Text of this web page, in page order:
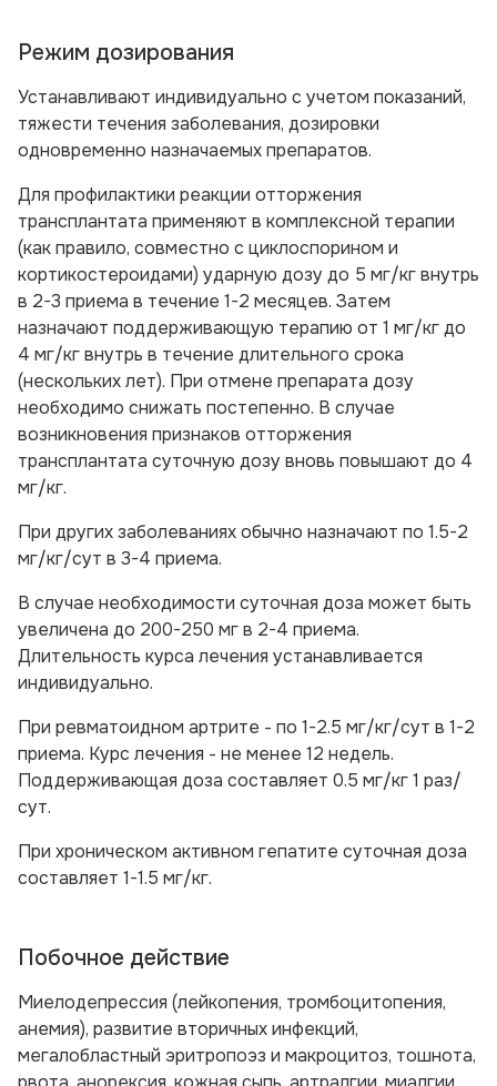
Режим дозирования
Устанавливают индивидуально с учетом показаний,
тяжести течения заболевания, дозировки
одновременно назначаемых препаратов.
Для профилактики реакции отторжения
трансплантата применяют в комплексной терапии
(как правило, совместно с циклоспорином и
кортикостероидами) ударную дозу до 5 мг/кг внутрь
в 2-3 приема в течение 1-2 месяцев. Затем
назначают поддерживающую терапию от 1 мг/кг до
4 мг/кг внутрь в течение длительного срока
(нескольких лет). При отмене препарата дозу
необходимо снижать постепенно. В случае
возникновения признаков отторжения
трансплантата суточную дозу вновь повышают до 4
мг/кг.
При других заболеванияхобычно назначают по 1.5-2
мг/кг/сут в 3-4 приема.
В случае необходимости суточная доза может быть
увеличена до 200-250 мг в 2-4 приема.
Длительность курса лечения устанавливается
индивидуально.
При ревматоидном артрите - по 1-2.5 мг/кг/сут в 1-2
приема. Курс лечения - не менее 12 недель.
Поддерживающая доза составляет 0.5 мг/кг 1 раз/
сут.
При хроническом активном гепатите суточная доза
составляет 1-1.5 мг/кг.
Побочное действие
Миелодепрессия (лейкопения, тромбоцитопения,
анемия), развитие вторичных инфекций,
мегалобластный эритропоэз и макроцитоз, тошнота,